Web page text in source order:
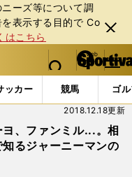
ーズ等について調
表⽰する⽬的で Co
はこちら
閉じ
る
web Sportiva (webスポルティーバ)
検索
マイペ
ー
ジ
メニュ
ッカー 競馬 ゴ
ニュース・ 情報
ヨ、ファンミル...。相
るジャーニーマンの
2018.12.18更新